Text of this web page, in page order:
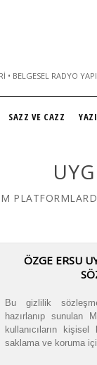
BELGESEL RADYO
SAZZ VE CAZZ
ÖZGE ERSU
Bu gizlilik
hazırlanıp sunulan
kullanıcıların
saklama ve koruma